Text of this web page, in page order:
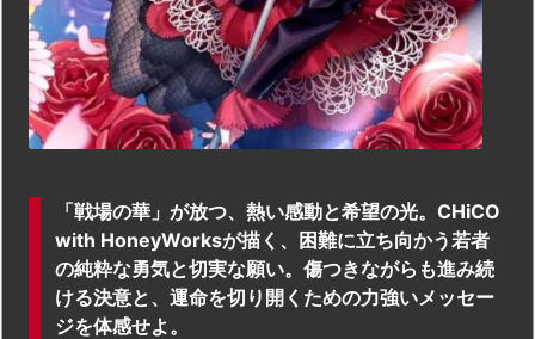
「戦場の華」が放つ、熱い感動と希望の光。CHiCO
with HoneyWorksが描く、困難に立ち向かう若者
の純粋な勇気と切実な願い。傷つきながらも進み続
ける決意と、運命を切り開くための力強いメッセー
ジを体感せよ。